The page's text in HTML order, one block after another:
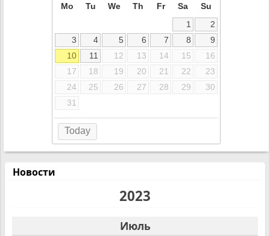
Новости
2023
Июль
Mo Tu We Th Fr Sa
Su
1
2
3
4 5 6 7 8
9
10
11 12 13 14 15
16
17
18 19 20 21 22
23
24
25 26 27 28 29
30
31
Today